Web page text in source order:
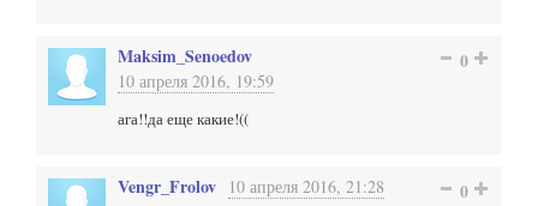
Maksim_Senoedov
10 апреля 2016, 19:59
0
ага!!да еще какие!((
Vengr_Frolov 10 апреля 2016, 21:28 0